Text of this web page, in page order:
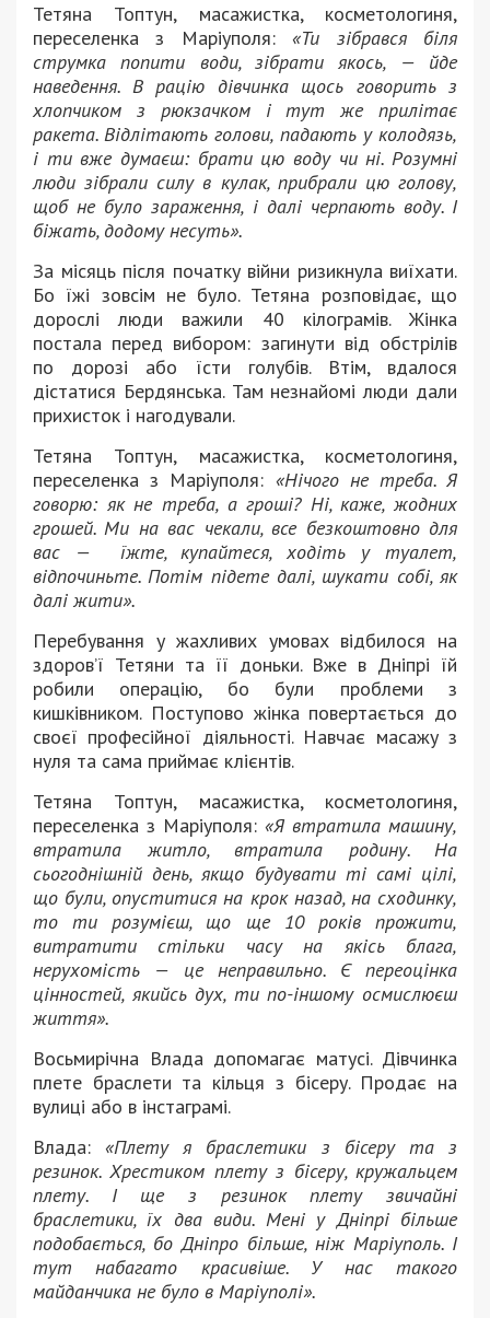
Тетяна Топтун, масажистка, косметологиня,
переселенка з Маріуполя:«Ти зібрався біля
струмка попити води, зібрати якось, — йде
наведення. В рацію дівчинка щось говорить з
хлопчиком з рюкзачком і тут же прилітає
ракета. Відлітають голови, падають у колодязь,
і ти вже думаєш: брати цю воду чи ні. Розумні
люди зібрали силу в кулак, прибрали цю голову,
щоб не було зараження, і далі черпають воду. І
біжать, додому несуть».
За місяць після початку війни ризикнула виїхати.
Бо їжі зовсім не було. Тетяна розповідає, що
дорослі люди важили 40 кілограмів. Жінка
постала перед вибором: загинути від обстрілів
по дорозі або їсти голубів. Втім, вдалося
дістатися Бердянська. Там незнайомі люди дали
прихисток і нагодували.
Тетяна Топтун, масажистка, косметологиня,
переселенка з Маріуполя: «Нічого не треба. Я
говорю: як не треба, а гроші? Ні, каже, жодних
грошей. Ми на вас чекали, все безкоштовно для
вас — їжте, купайтеся, ходіть у туалет,
відпочиньте. Потім підете далі, шукати собі, як
далі жити».
Перебування у жахливих умовах відбилося на
здоров’ї Тетяни та її доньки. Вже в Дніпрі їй
робили операцію, бо були проблеми з
кишківником. Поступово жінка повертається до
своєї професійної діяльності. Навчає масажу з
нуля та сама приймає клієнтів.
Тетяна Топтун, масажистка, косметологиня,
переселенка з Маріуполя: «Я втратила машину,
втратила житло, втратила родину. На
сьогоднішній день, якщо будувати ті самі цілі,
що були, опуститися на крок назад, на сходинку,
то ти розумієш, що ще 10 років прожити,
витратити стільки часу на якісь блага,
нерухомість — це неправильно. Є переоцінка
цінностей, якийсь дух, ти по-іншому осмислюєш
життя».
Восьмирічна Влада допомагає матусі. Дівчинка
плете браслети та кільця з бісеру. Продає на
вулиці або в інстаграмі.
Влада:«Плету я браслетики з бісеру та з
резинок. Хрестиком плету з бісеру, кружальцем
плету. І ще з резинок плету звичайні
браслетики, їх два види. Мені у Дніпрі більше
подобається, бо Дніпро більше, ніж Маріуполь. І
тут набагато красивіше. У нас такого
майданчика не було в Маріуполі».